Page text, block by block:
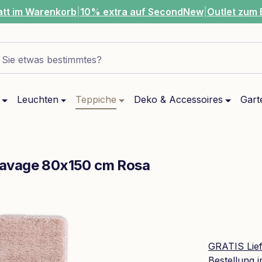
im Warenkorb 10% extra auf SecondNew Outlet zum
etwas bestimmtes?
Leuchten Teppiche Deko & Accessoires
80x150 cm Rosa
GRATIS